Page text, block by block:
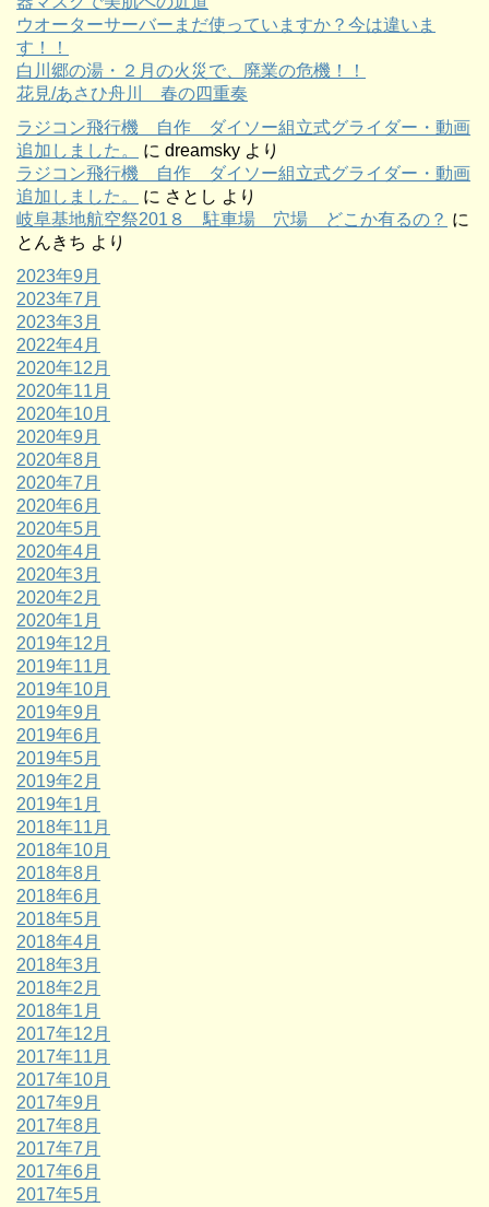
ウオーターサーバーまだ使っていますか？今は違いま
す！！
白川郷の湯・２月の火災で、廃業の危機！！
花見/あさひ舟川 春の四重奏
ラジコン飛行機 自作 ダイソー組立式グライダー・動画
追加しました。
に dreamsky より
ラジコン飛行機 自作 ダイソー組立式グライダー・動画
追加しました。
に さとし より
岐阜基地航空祭201８ 駐車場 穴場 どこか有るの？ に
とんきち より
2023年9月
2023年7月
2023年3月
2022年4月
2020年12月
2020年11月
2020年10月
2020年9月
2020年8月
2020年7月
2020年6月
2020年5月
2020年4月
2020年3月
2020年2月
2020年1月
2019年12月
2019年11月
2019年10月
2019年9月
2019年6月
2019年5月
2019年2月
2019年1月
2018年11月
2018年10月
2018年8月
2018年6月
2018年5月
2018年4月
2018年3月
2018年2月
2018年1月
2017年12月
2017年11月
2017年10月
2017年9月
2017年8月
2017年7月
2017年6月
2017年5月